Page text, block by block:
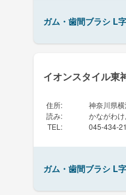
ガム・歯間ブラシ L
イオンスタイル東
住所:
神奈川県
読み:
かながわ
TEL : 045-434-
ガム・歯間ブラシ L